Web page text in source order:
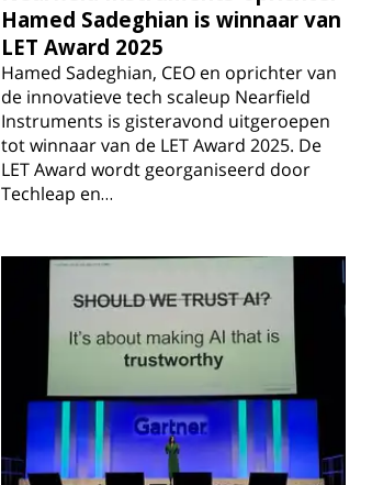
Hamed Sadeghian is winnaar van
LET Award 2025
Hamed Sadeghian, CEO en oprichter van
de innovatieve tech scaleup Nearfield
Instruments is gisteravond uitgeroepen
tot winnaar van de LET Award 2025. De
LET Award wordt georganiseerd door
Techleap en…